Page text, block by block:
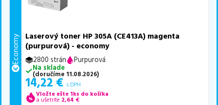
Economy
Laserový toner HP 305A (CE413A) magenta
(purpurová) - economy
2800 strán
Purpurová
Na sklade
(doručíme 11.08.2026)
14,22 € s DPH
Vložte ešte 1ks do košíka
a ušetríte 2,64 €